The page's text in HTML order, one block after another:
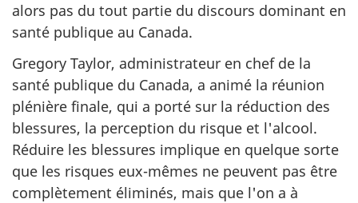
alors pas du tout partie du discours dominant en
santé publique au Canada.
Gregory Taylor, administrateur en chef de la
santé publique du Canada, a animé la réunion
plénière finale, qui a porté sur la réduction des
blessures, la perception du risque et l'alcool.
Réduire les blessures implique en quelque sorte
que les risques eux-mêmes ne peuvent pas être
complètement éliminés, mais que l'on a à